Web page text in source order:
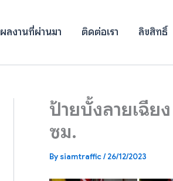
ผลงานที่ผ่านมา ติดต่อเรา ลิขสิทธิ์
ป้ายบั้งลายเฉีย
ซม.
By siamtraffic/26/12/2023